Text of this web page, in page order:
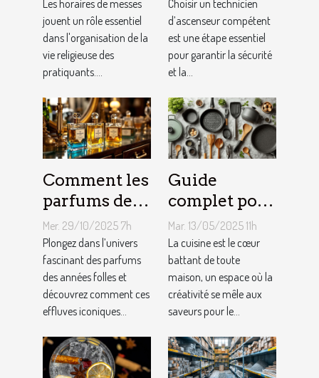
vie des
pratiquants ?
Les horaires de messes
jouent un rôle essentiel
dans l'organisation de la
vie religieuse des
pratiquants....
technicien
d’ascenseur ?
Choisir un technicien
d’ascenseur compétent
est une étape essentiel
pour garantir la sécurité
et la...
Comment les
parfums des
années folles
influencent-
ils la mode
moderne ?
Mer. 29/10/2025 7h
Plongez dans l’univers
fascinant des parfums
des années folles et
découvrez comment ces
effluves iconiques...
Guide
complet pour
choisir le
meilleur
équipement
de cuisine
Mar. 13/05/2025 11h
La cuisine est le cœur
battant de toute
maison, un espace où la
créativité se mêle aux
saveurs pour le...